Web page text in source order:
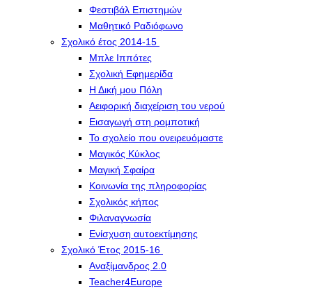
Φεστιβάλ Επιστημών
Μαθητικό Ραδιόφωνο
Σχολικό έτος 2014-15
Μπλε Ιππότες
Σχολική Εφημερίδα
Η Δική μου Πόλη
Αειφορική διαχείριση του νερού
Εισαγωγή στη ρομποτική
Το σχολείο που ονειρευόμαστε
Μαγικός Κύκλος
Μαγική Σφαίρα
Kοινωνία της πληροφορίας
Σχολικός κήπος
Φιλαναγνωσία
Eνίσχυση αυτοεκτίμησης
Σχολικό Έτος 2015-16
Αναξίμανδρος 2.0
Teacher4Europe